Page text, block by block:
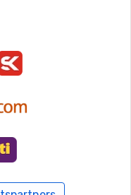
Plagne)